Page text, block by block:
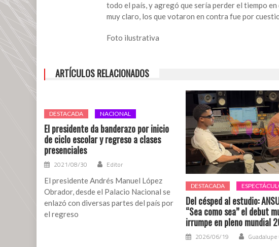
todo el país, y agregó que sería perder el tiempo
muy claro, los que votaron en contra fue por
Foto ilustrativa
ARTÍCULOS RELACIONADOS
DESTACADA NACIONAL
El presidente da banderazo por inicio
de ciclo escolar y regreso a clases
presenciales
2021/08/30 Editor
El presidente Andrés Manuel López
Obrador, desde el Palacio Nacional se
enlazó con diversas partes del país por
el regreso
DESTACADA
Del césped al estudio:
“Sea como sea” el debut
irrumpe en pleno mundial
2026/06/19 Guadalupe